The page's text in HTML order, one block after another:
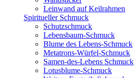
Leinwand auf Keilrahmen
Spiritueller Schmuck
Schutzschmuck
Lebensbaum-Schmuck
Blume des Lebens-Schmuck
Metatrons-Würfel-Schmuck
Samen-des-Lebens Schmuck
Lotusblume-Schmuck